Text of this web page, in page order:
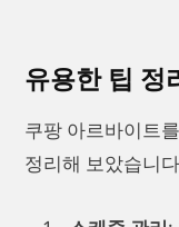
유용한 팁 정
쿠팡 아르바이트
정리해 보았습니